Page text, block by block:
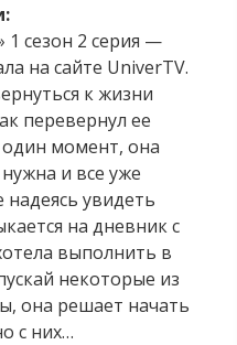
1 сезон 2 серия —
на сайте UniverTV.
к жизни
перевернул ее
один момент, она
и все уже
надеясь увидеть
на дневник с
выполнить в
некоторые из
она решает начать
с них…